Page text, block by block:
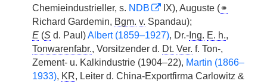
Chemieindustrieller, s. NDB IX), Auguste (⚭
Richard Gardemin, Bgm. v. Spandau);
E (S d. Paul)Albert (1859–1927), Dr.- Ing. E. h.,
Tonwarenfabr., Vorsitzender d. Dt. Ver. f. Ton-,
Zement- u. Kalkindustrie (1904–22), Martin (1866–
1933), KR, Leiter d. China-Exportfirma Carlowitz &